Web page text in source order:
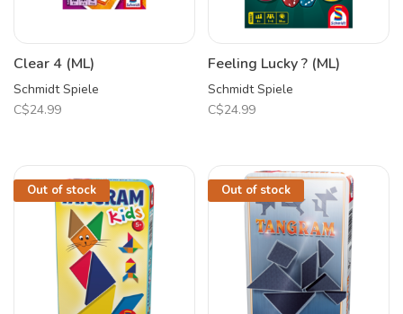
Clear 4 (ML)
Schmidt Spiele
C$24.99
Feeling Lucky ? (ML)
Schmidt Spiele
C$24.99
Out of stock Out of stock